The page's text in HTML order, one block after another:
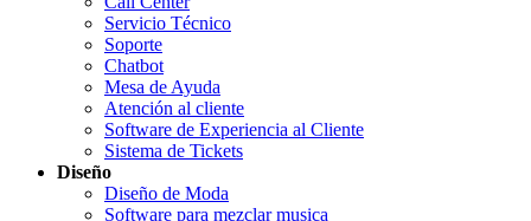
Servicio Técnico
Soporte
Chatbot
Mesa de Ayuda
Atención al cliente
Software de Experiencia al Cliente
Sistema de Tickets
Diseño
Diseño de Moda
Software para mezclar musica